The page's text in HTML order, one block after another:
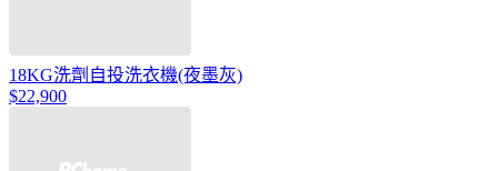
18KG洗劑自投洗衣機(夜墨灰)
$22,900